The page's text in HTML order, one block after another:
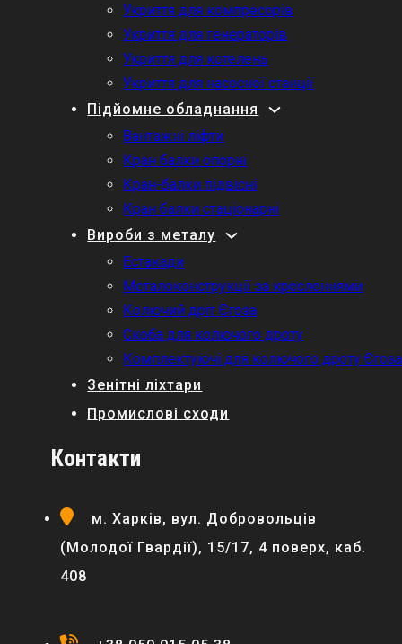
Укриття для компресорів
Укриття для генераторів
Укриття для котелень
Укриття для насосної станції
Підйомне обладнання
Вантажні ліфти
Кран балки опорні
Кран-балки підвісні
Кран балки стаціонарні
Вироби з металу
Естакади
Металоконструкції за кресленнями
Колючий дріт Єгоза
Скоба для колючого дроту
Комплектуючі для колючого дроту Єгоза
Зенітні ліхтари
Промислові сходи
Контакти
м. Харків, вул. Добровольців
(Молодої Гвардії), 15/17, 4 поверх, каб.
408